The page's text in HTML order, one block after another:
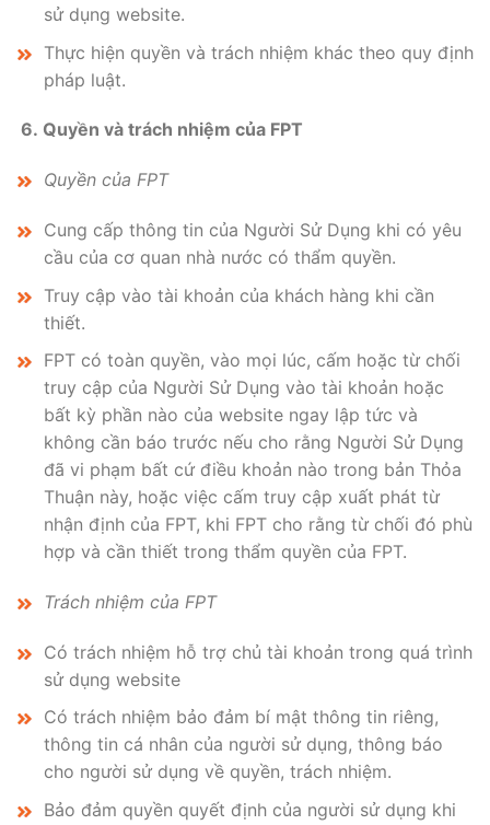
sử dụng website.
Thực hiện quyền và trách nhiệm khác theo quy định
pháp luật.
6. Quyền và trách nhiệm của FPT
Quyền của FPT
Cung cấp thông tin của Người Sử Dụng khi có yêu
cầu của cơ quan nhà nước có thẩm quyền.
Truy cập vào tài khoản của khách hàng khi cần
thiết.
FPT có toàn quyền, vào mọi lúc, cấm hoặc từ chối
truy cập của Người Sử Dụng vào tài khoản hoặc
bất kỳ phần nào của website ngay lập tức và
không cần báo trước nếu cho rằng Người Sử Dụng
đã vi phạm bất cứ điều khoản nào trong bản Thỏa
Thuận này, hoặc việc cấm truy cập xuất phát từ
nhận định của FPT, khi FPT cho rằng từ chối đó phù
hợp và cần thiết trong thẩm quyền của FPT.
Trách nhiệm của FPT
Có trách nhiệm hỗ trợ chủ tài khoản trong quá trình
sử dụng website
Có trách nhiệm bảo đảm bí mật thông tin riêng,
thông tin cá nhân của người sử dụng, thông báo
cho người sử dụng về quyền, trách nhiệm.
Bảo đảm quyền quyết định của người sử dụng khi